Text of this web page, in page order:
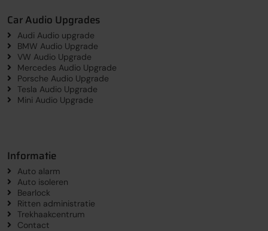
Car Audio Upgrades
Audi Audio upgrade
BMW Audio Upgrade
VW Audio Upgrade
Mercedes Audio Upgrade
Porsche Audio Upgrade
Tesla Audio Upgrade
Mini Audio Upgrade
Informatie
Auto alarm
Auto isoleren
Bearlock
Ritten administratie
Trekhaakcentrum
Contact